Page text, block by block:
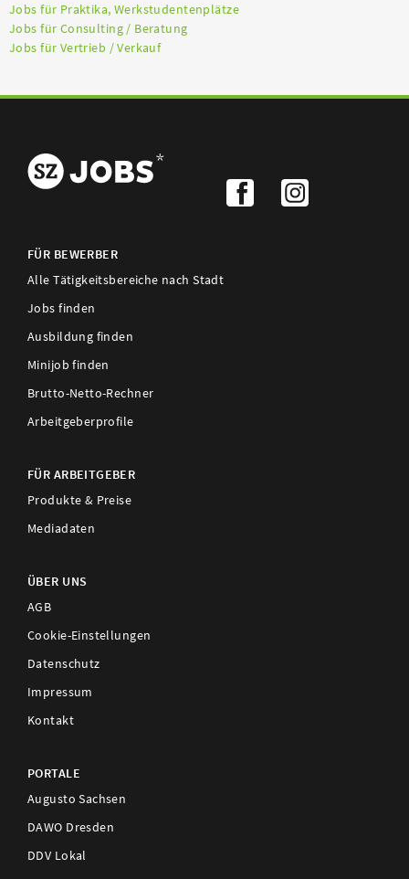
Jobs für Praktika, Werkstudentenplätze
Jobs für Consulting / Beratung
Jobs für Vertrieb / Verkauf
FÜR BEWERBER
Alle Tätigkeitsbereiche nach Stadt
Jobs finden
Ausbildung finden
Minijob finden
Brutto-Netto-Rechner
Arbeitgeberprofile
FÜR ARBEITGEBER
Produkte & Preise
Mediadaten
ÜBER UNS
AGB
Cookie-Einstellungen
Datenschutz
Impressum
Kontakt
PORTALE
Augusto Sachsen
DAWO Dresden
DDV Lokal